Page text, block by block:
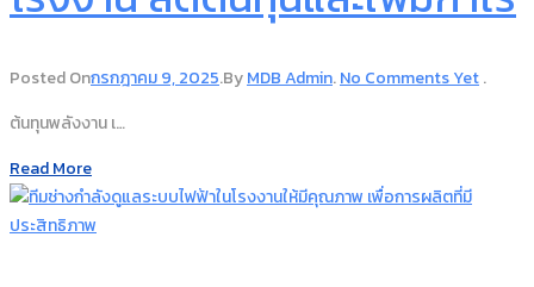
Posted Onกรกฎาคม 9, 2025.ByMDB Admin.No Comments Yet.
ต้นทุนพลังงาน เ…
Read More